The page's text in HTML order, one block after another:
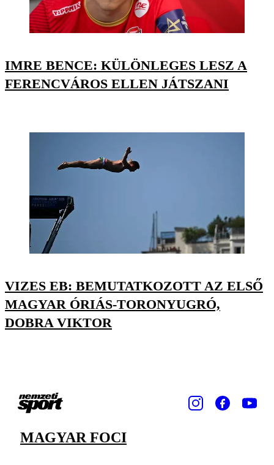
IMRE BENCE: KÜLÖNLEGES LESZ A
FERENCVÁROS ELLEN JÁTSZANI
VIZES EB: BEMUTATKOZOTT AZ ELSŐ
MAGYAR ÓRIÁS-TORONYUGRÓ,
DOBRA VIKTOR
MAGYAR FOCI